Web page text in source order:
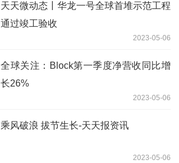
天天微动态丨华龙一号全球首堆示范工程
通过竣工验收
2023-05-06
全球关注：Block第一季度净营收同比增
长26%
2023-05-06
乘风破浪 拔节生长-天天报资讯
2023-05-06